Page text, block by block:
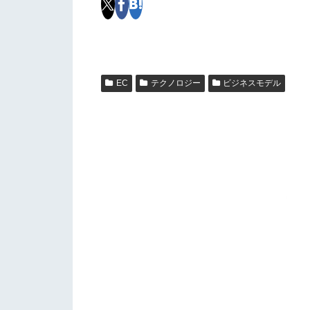
EC テクノロジー ビジネスモデル